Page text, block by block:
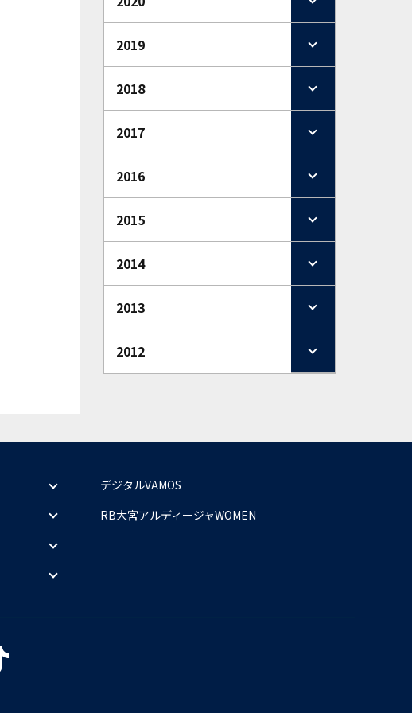
2019
2018
2017
2016
2015
2014
2013
2012
デジタルVAMOS
RB大宮アルディージャWOMEN